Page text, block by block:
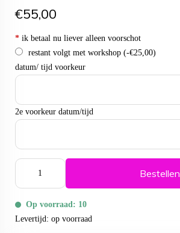
€55,00
* ik betaal nu liever alleen voorschot
restant volgt met workshop (-€25,00)
datum/ tijd voorkeur
2e voorkeur datum/tijd
Bestellen
Op voorraad: 10
Levertijd: op voorraad